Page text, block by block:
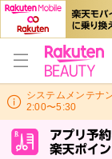
システムメンテナ
2:00〜5:30